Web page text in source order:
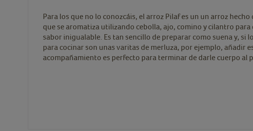
Para los que no lo conozcáis, el arroz Pilaf es un un arroz
que se aromatiza utilizando cebolla, ajo, comino y cilantro para
sabor inigualable. Es tan sencillo de preparar como suena y, si
para cocinar son unas varitas de merluza, por ejemplo, añadir
acompañamiento es perfecto para terminar de darle cuerpo al